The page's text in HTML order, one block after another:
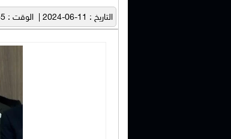
التاريخ : 11-06-2024 | الوقت : 02:03:55